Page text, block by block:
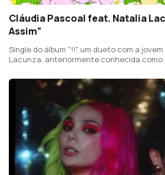
Cláudia Pascoal feat. Natalia
Assim”
Single do álbum "!!", um dueto com a
Lacunza, anteriormente conhecida como
onde obteve o terceiro lugar.